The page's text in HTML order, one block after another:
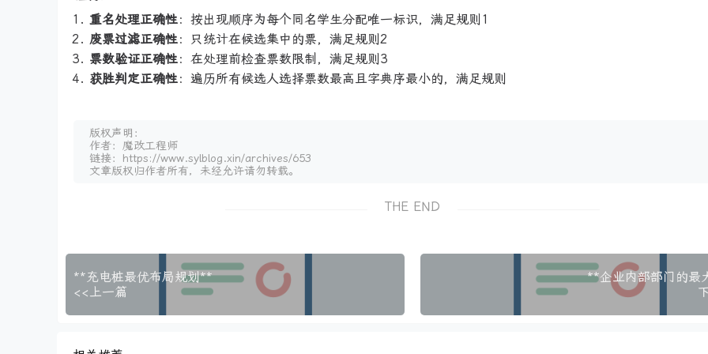
重名处理正确性：按出现顺序为每个同名学生分配唯一标识，满足规则1
废票过滤正确性：只统计在候选集中的票，满足规则2
票数验证正确性：在处理前检查票数限制，满足规则3
获胜判定正确性：遍历所有候选人选择票数最高且字典序最小的，满足规则
版权声明：
作者：魔改工程师
链接：https://www.sylblog.xin/archives/653
文章版权归作者所有，未经允许请勿转载。
THE END
**充电桩最优布局规划**
<<上一篇
**企业内部部门的最